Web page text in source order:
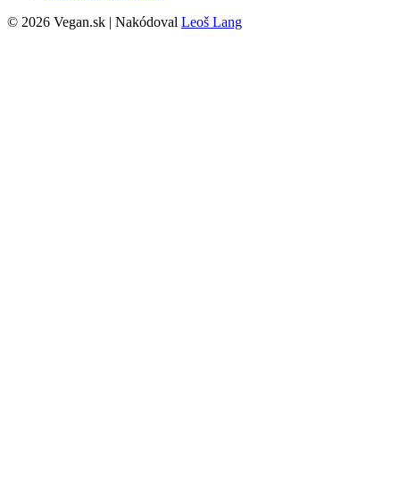
© 2026 Vegan.sk | Nakódoval Leoš Lang